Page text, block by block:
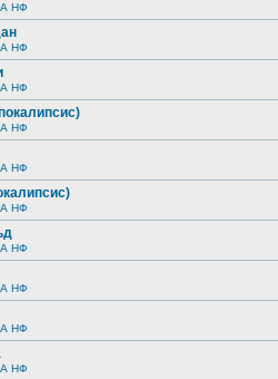
НФ
НФ
НФ
НФ
НФ
НФ
НФ
НФ
НФ
НФ